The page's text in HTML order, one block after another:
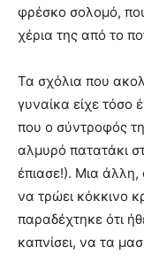
φρέσκο σολομό,
χέρια της από το
Τα σχόλια που
γυναίκα είχε τόσο
που ο σύντροφός
αλμυρό πατατάκι
έπιασε!). Μια άλλη,
να τρώει κόκκινο
παραδέχτηκε ότι
καπνίσει, να τα